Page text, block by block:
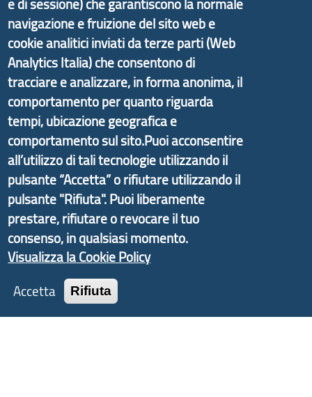
Il portale di marketing territoriale e sviluppo locale
di Genova Città Metropolitana si è sviluppato a
partire dal progetto nazionale Aree Interne
promosso dal Dipartimento per lo Sviluppo
Economico e finalizzato al rilancio socio-economico
delle valli dell’entroterra. In particolare fornisce
informazioni ed aggiornamenti sullaStrategia
d'Area Antola-Tigullio, in collaborazione con Regione
Liguria ed ANCI Liguria.
Copyright © 2017 Città metropolitana di Genova |
CF: 80007350103
navigazione e fruizione del sito web e
cookie analitici inviati da terze parti (Web
Analytics Italia) che consentono di
tracciare e analizzare, in forma anonima, il
comportamento per quanto riguarda
tempi, ubicazione geografica e
comportamento sul sito.Puoi acconsentire
all’utilizzo di tali tecnologie utilizzando il
pulsante “Accetta” o rifiutare utilizzando il
pulsante "Rifiuta". Puoi liberamente
prestare, rifiutare o revocare il tuo
consenso, in qualsiasi momento.
Visualizza la Cookie Policy
Accetta
Rifiuta